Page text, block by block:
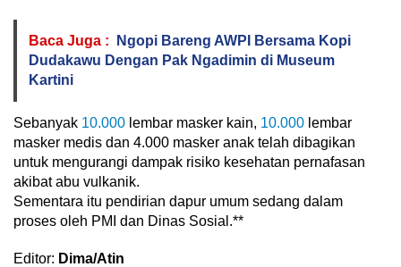
Baca Juga :
Ngopi Bareng AWPI Bersama Kopi
Dudakawu Dengan Pak Ngadimin di Museum
Kartini
Sebanyak 10.000 lembar masker kain, 10.000 lembar
masker medis dan 4.000 masker anak telah dibagikan
untuk mengurangi dampak risiko kesehatan pernafasan
akibat abu vulkanik.
Sementara itu pendirian dapur umum sedang dalam
proses oleh PMI dan Dinas Sosial.**
Editor: Dima/Atin